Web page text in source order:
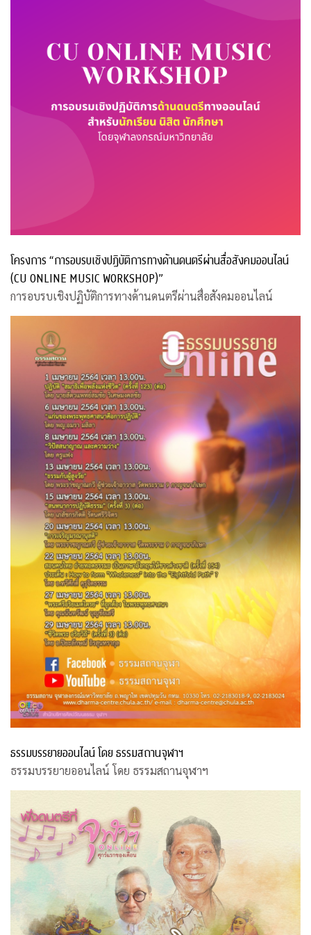
โครงการ “การอบรบเชิงปฏิบัติการทางด้านดนตรีผ่านสื่อสังคมออนไลน์
(CU ONLINE MUSIC WORKSHOP)”
การอบรบเชิงปฏิบัติการทางด้านดนตรีผ่านสื่อสังคมออนไลน์
ธรรมบรรยายออนไลน์ โดย ธรรมสถานจุฬาฯ
ธรรมบรรยายออนไลน์ โดย ธรรมสถานจุฬาฯ